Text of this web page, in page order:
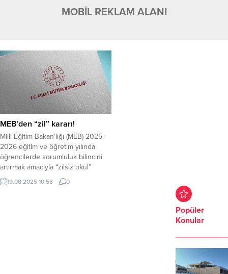
MOBİL REKLAM ALANI
MEB’den “zil” kararı!
Milli Eğitim Bakan’lığı (MEB) 2025-
2026 eğitim ve öğretim yılında
öğrencilerde sorumluluk bilincini
artırmak amacıyla “zilsiz okul”
uygulaması başlatacağını duyurdu.
Bakanlık, öğrencilerde sorumluluk
19.08.2025 10:53 0
Popüler
Konular